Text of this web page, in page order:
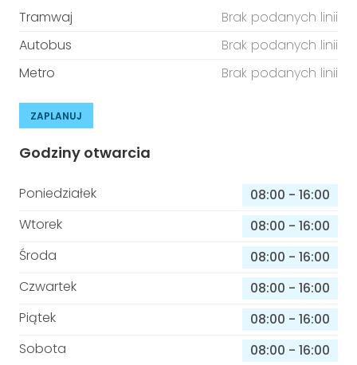
Tramwaj
Brak podanych linii
Autobus
Brak podanych linii
Metro
Brak podanych linii
ZAPLANUJ
Godziny otwarcia
Poniedziałek 08:00 - 16:00
Wtorek
08:00 - 16:00
Środa
08:00 - 16:00
Czwartek
08:00 - 16:00
Piątek
08:00 - 16:00
Sobota
08:00 - 16:00